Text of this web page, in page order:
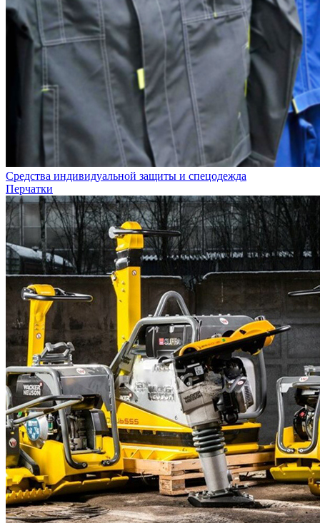
Средства индивидуальной защиты и спецодежда
Перчатки